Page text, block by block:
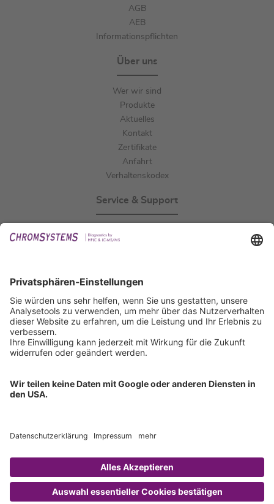
AGB
AEB
Informationspflichten
Über uns
Wer wir sind
Produkte
Aktuelles
Kontakt
Zertifikate
Anfahrt
Verhaltenskodex
Service & Support
IFU anfordern
Zertifizierungen
ISO 9001 Zertifikat